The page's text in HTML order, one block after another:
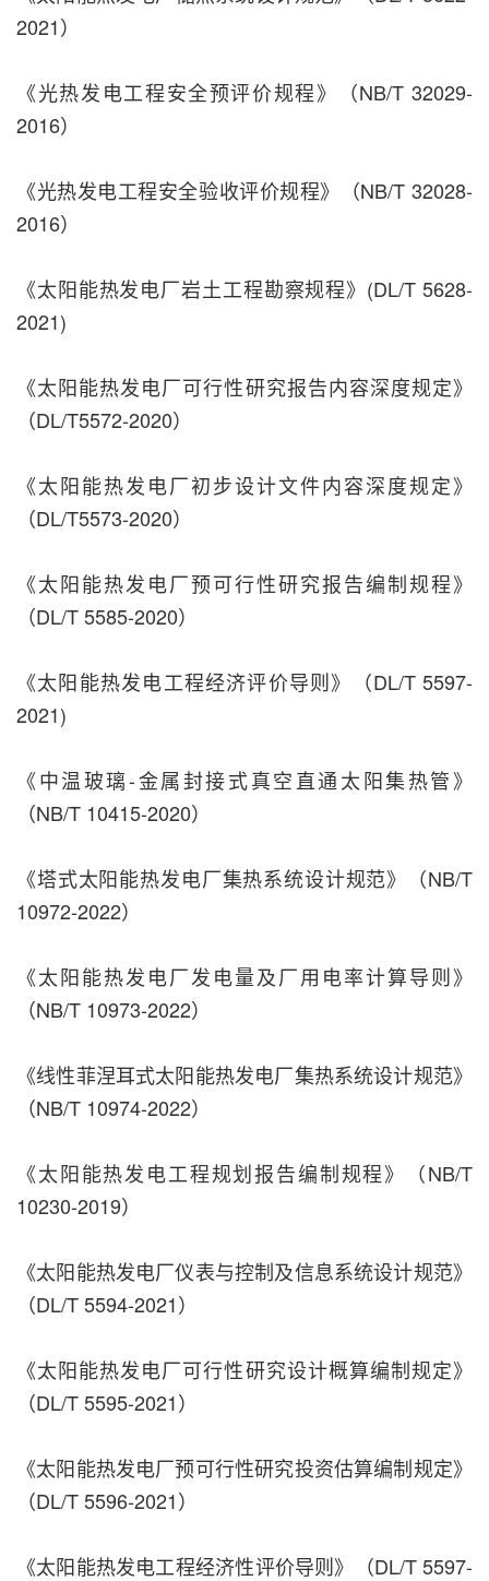
2021）
《光热发电工程安全预评价规程》（NB/T 32029-
2016）
《光热发电工程安全验收评价规程》（NB/T 32028-
2016）
《太阳能热发电厂岩土工程勘察规程》(DL/T 5628-
2021)
《太阳能热发电厂可行性研究报告内容深度规定》
（DL/T5572-2020）
《太阳能热发电厂初步设计文件内容深度规定》
（DL/T5573-2020）
《太阳能热发电厂预可行性研究报告编制规程》
（DL/T 5585-2020）
《太阳能热发电工程经济评价导则》（DL/T 5597-
2021)
《中温玻璃-金属封接式真空直通太阳集热管》
（NB/T 10415-2020）
《塔式太阳能热发电厂集热系统设计规范》（NB/T
10972-2022）
《太阳能热发电厂发电量及厂用电率计算导则》
（NB/T 10973-2022）
《线性菲涅耳式太阳能热发电厂集热系统设计规范》
（NB/T 10974-2022）
《太阳能热发电工程规划报告编制规程》（NB/T
10230-2019）
《太阳能热发电厂仪表与控制及信息系统设计规范》
（DL/T 5594-2021）
《太阳能热发电厂可行性研究设计概算编制规定》
（DL/T 5595-2021）
《太阳能热发电厂预可行性研究投资估算编制规定》
（DL/T 5596-2021）
《太阳能热发电工程经济性评价导则》（DL/T 5597-